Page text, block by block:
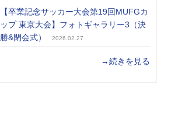
【卒業記念サッカー大会第19回MUFGカ
ップ 東京大会】フォトギャラリー3（決
勝&閉会式）
2026.02.27
→続きを見る